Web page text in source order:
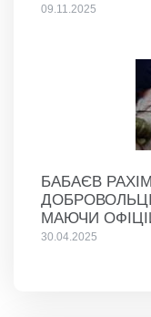
09.11.2025
БАБАЄВ
МАЮЧИ
30.04.2025